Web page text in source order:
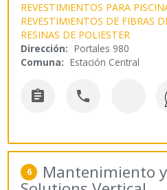
REVESTIMIENTOS PARA
REVESTIMIENTOS DE FIBRAS
RESINAS DE POLIESTER
Dirección: Portales 980
Comuna: Estación Central
 
6 Mantenimiento